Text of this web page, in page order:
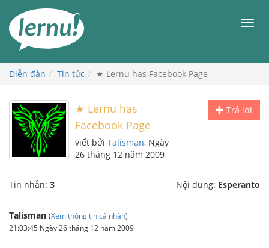
đến
phần
dung
Diễn đàn Tin tức ★ Lernu has Facebook Page
Trả lời
★ Lernu has
Facebook Page
viết bởi Talisman, Ngày
26 tháng 12 năm 2009
Tin nhắn: 3 Nội dung: Esperanto
Talisman (Xem thông tin cá nhân)
21:03:45 Ngày 26 tháng 12 năm 2009